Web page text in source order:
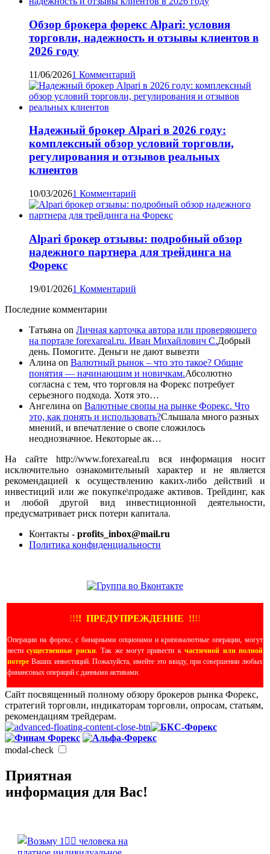
Обзор брокера форекс Alpari: условия
торговли, надежность и отзывы клиентов в
2026 году
11/06/20261 Комментарий
Надежный брокер Alpari в 2026 году:
комплексный обзор условий торговли,
регулирования и отзывов реальных
клиентов
10/03/20261 Комментарий
Alpari брокер отзывы: подробный обзор
надежного партнера для трейдинга на
Форекс
19/01/20261 Комментарий
Последние комментарии
Татьяна on Личная карточка автора или проверяющего
на портале forexareal.ru. Иван Михайлович С.Добрый
день. Помогите. Деньги не дают вывезти
Алина on Валютный рынок – что это такое? Общие
понятия — начинающим и новичкам.Абсолютно
согласна с тем, что торговля на Форекс потребует
серьезного подхода. Хотя это…
Ангелина on Валютные свопы на рынке Форекс. Что
это, как понять и использовать?Слышала много разных
мнений, и впечатление о свопе сложилось
неоднозначное. Некоторые ак…
На сайте http://www.forexareal.ru вся информация носит
исключительно ознакомительный характер и не является
рекомендацией к осуществлению каких-либо действий и
инвестиций или же покупке\продаже активов. Трейдинг, как
и любой другой вид инвестиционной деятельности,
предусматривает риск потери капитала.
Контакты - profits_inbox@mail.ru
Политика конфиденциальности
!!!! ПРЕДУПРЕЖДЕНИЕ !!!!
Операции на форекс, с бинарными опционами и криповалютные операции, могут
нестисущественные риски. Так же могут привести кчастичной или полной
потере Ваших инвестиций. Пожалуйста, имейте это ввиду, при совершении любых
финансовых операций с данными активами.
Сайт посвященный полному обзору брокеров рынка Форекс,
стратегий торговли, индикаторам торговли, опросам, статьям,
рекомендациям трейдерам.
modal-check
Приятная
информация для Вас!